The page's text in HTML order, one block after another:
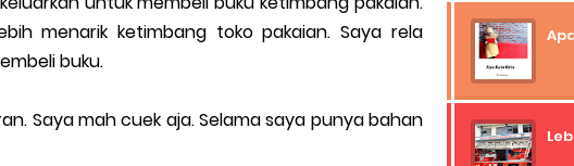
menarik ketimbang toko pakaian. Saya rela
buku.
Saya mah cuek aja. Selama saya punya bahan